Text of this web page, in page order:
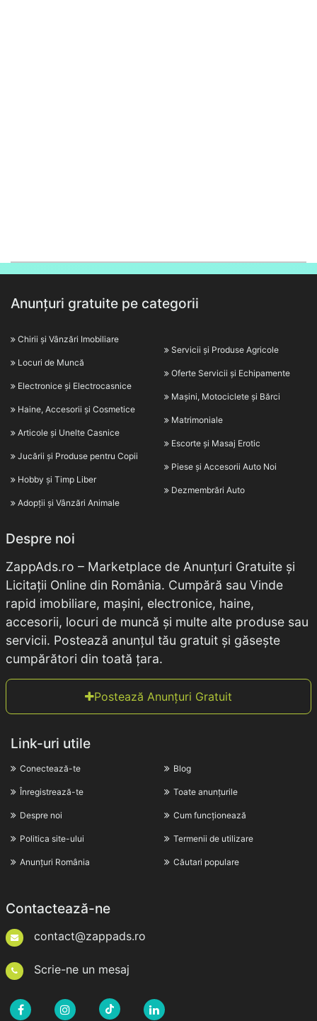
Anunțuri gratuite pe categorii
Chirii și Vânzări Imobiliare
Locuri de Muncă
Electronice și Electrocasnice
Haine, Accesorii și Cosmetice
Articole și Unelte Casnice
Jucării și Produse pentru Copii
Hobby și Timp Liber
Adopții și Vânzări Animale
Servicii și Produse Agricole
Oferte Servicii și Echipamente
Mașini, Motociclete și Bărci
Matrimoniale
Escorte și Masaj Erotic
Piese și Accesorii Auto Noi
Dezmembrări Auto
Despre noi
ZappAds.ro – Marketplace de Anunțuri Gratuite și
Licitații Online din România. Cumpără sau Vinde
rapid imobiliare, mașini, electronice, haine,
accesorii, locuri de muncă și multe alte produse sau
servicii. Postează anunțul tău gratuit și găsește
cumpărători din toată țara.
Postează Anunțuri Gratuit
Link-uri utile
Conectează-te
Înregistrează-te
Despre noi
Politica site-ului
Anunțuri România
Blog
Toate anunțurile
Cum funcționează
Termenii de utilizare
Căutari populare
Contactează-ne
contact@zappads.ro
Scrie-ne un mesaj